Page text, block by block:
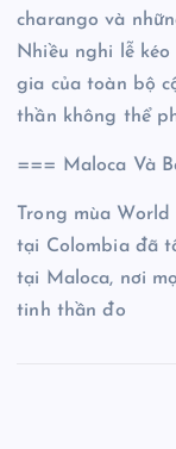
charango và
Nhiều nghi lễ
gia của toàn bộ
thần không thể
=== Maloca Và
Trong mùa
tại Colombia đã
tại Maloca, nơi
tinh thần đo